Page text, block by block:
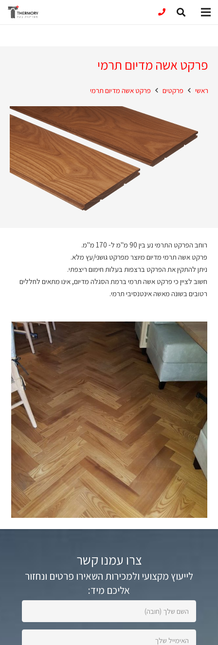
פרקט אשה מדיום תרמי
ראשי פרקטים פרקט אשה מדיום תרמי
רוחב הפרקט התרמי נע בין 90 מ"מ ל- 170 מ"מ.
פרקט אשה תרמי מדיום מיוצר מפרקט גושני/עץ מלא.
ניתן להתקין את הפרקט ברצפות בעלות חימום ריצפתי.
חשוב לציין כי פרקט אשה תרמי ברמת הסגלה מדיום, אינו מתאים לחללים
רטובים בשונה מאשה אינטנסיבי תרמי.
צרו עמנו קשר
לייעוץ מקצועי ולמכירות השאירו פרטים ונחזור
אליכם מיד:
(חובה):